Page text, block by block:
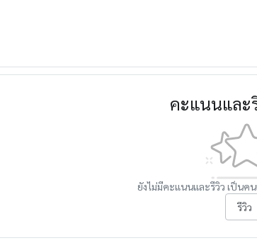
คะแนนและ
ยังไม่มีคะแนนและรีวิว เป็นค
รีวิว